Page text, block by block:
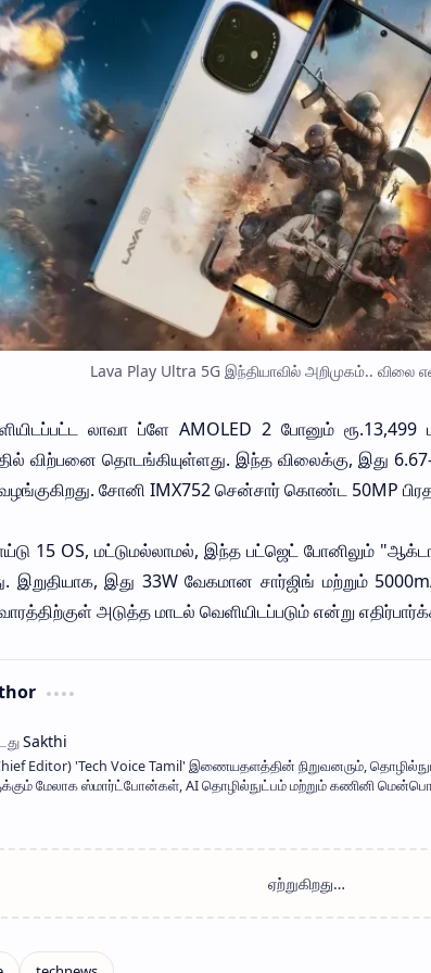
Lava Play Ultra 5G இந்தியாவில் அறிமுகம்.. விலை
லாவா ப்ளே AMOLED 2 போனும் ரூ.13,499
விற்பனை தொடங்கியுள்ளது. இந்த விலைக்கு, இது
சோனி IMX752 சென்சார் கொண்ட 50MP
15 OS, மட்டுமல்லாமல், இந்த பட்ஜெட் போனிலும்
இறுதியாக, இது 33W வேகமான சார்ஜிங் மற்றும்
அடுத்த மாடல் வெளியிடப்படும் என்று
Editor) ​'Tech Voice Tamil' இணையதளத்தின் நிறுவனரும்,
மேலாக ஸ்மார்ட்போன்கள், AI தொழில்நுட்பம் மற்றும் கணினி